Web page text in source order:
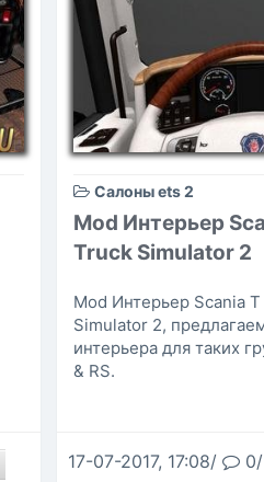
Салоны ets 2
Mod Интерьер
Truck Simulator 2
Mod Интерьер Scania
Simulator 2,
интерьера для таких
& RS.
17-07-2017, 17:08/